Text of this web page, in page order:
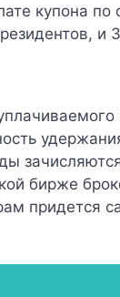
купона по
и
бирже
придется